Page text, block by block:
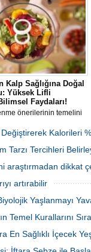
olduğunu açıkladı.
Kalp Sağlığına Doğal
Yüksek Lifli
Faydaları!
önerilerinin temelini
kolesterol kontrolüne,
kilo yönetimine
alanda vücudu
Kalorileri
Tarzı Tercihleri
araştırmadan dikkat
artırabilir
Yaşlanmayı
Temel Kurallarını
En Sağlıklı İçecek